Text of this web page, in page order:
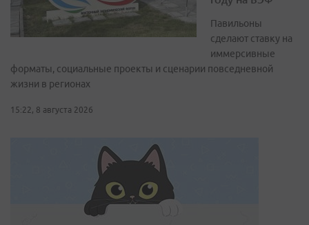
Павильоны
сделают ставку на
иммерсивные
форматы, социальные проекты и сценарии повседневной
жизни в регионах
15:22, 8 августа 2026